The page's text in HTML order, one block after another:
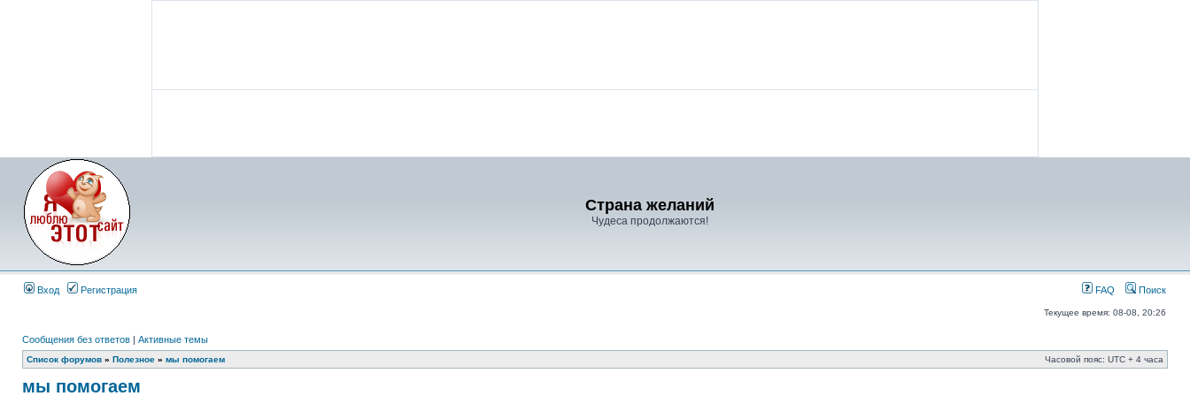
Страна желаний
Чудеса продолжаются!
Вход Регистрация FAQ Поиск
Текущее время: 08-08, 20:26
Сообщения без ответов | Активные темы
Список форумов » Полезное » мы помогаем Часовой пояс: UTC + 4 часа
мы помогаем